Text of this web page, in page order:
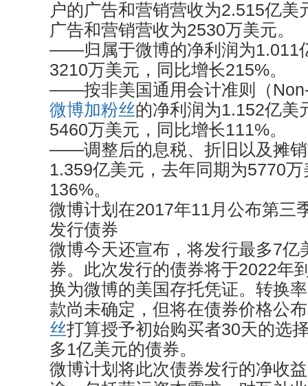
户的广告和营销营收为2.515亿美
广告和营销营收为2530万美元。
——归属于微博的净利润为1.011
3210万美元，同比增长215%。
——按非美国通用会计准则（
微博加粉丝的净利润为1.152亿美
5460万美元，同比增长111%。
——调整后的息税、折旧以及摊
1.359亿美元，去年同期为5770
136%。
微博计划在2017年11月公布第三
发行债券
微博今天还宣布，将发行最多7亿
券。此次发行的债券将于2022年
换为微博的美国存托凭证。转换
款尚未确定，但将在债券价格公
丝打算授予初始购买者30天的选
多1亿美元的债券。
微博计划将此次债券发行的净收